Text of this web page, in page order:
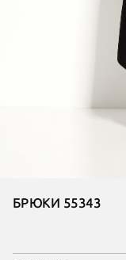
БРЮКИ 55343